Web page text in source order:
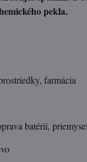
pekla.
farmácia
batérií,